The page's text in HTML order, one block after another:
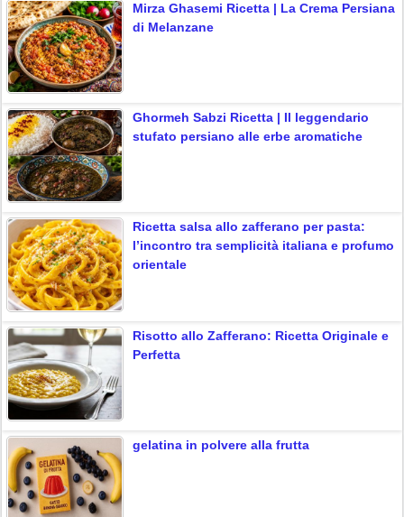
Mirza Ghasemi Ricetta | La Crema Persiana
di Melanzane
Ghormeh Sabzi Ricetta | Il leggendario
stufato persiano alle erbe aromatiche
Ricetta salsa allo zafferano per pasta:
l’incontro tra semplicità italiana e profumo
orientale
Risotto allo Zafferano: Ricetta Originale e
Perfetta
gelatina in polvere alla frutta